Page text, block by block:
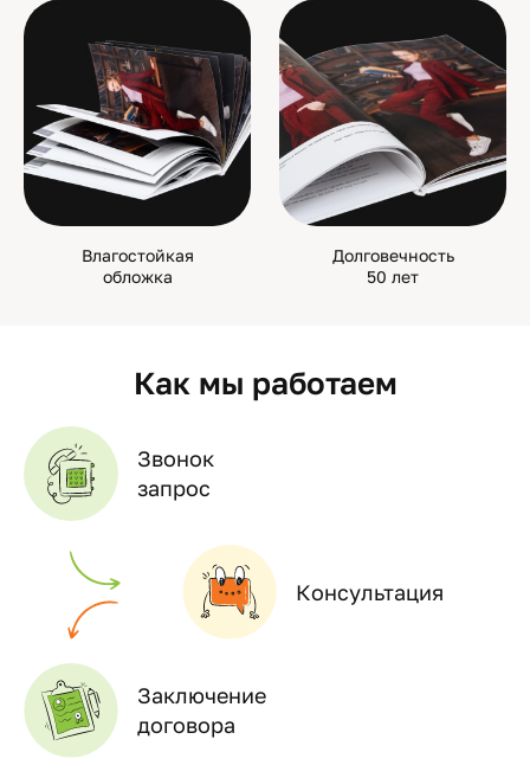
Влагостойкая
обложка
Долговечность
50 лет
Как мы работаем
Звонок
запрос
Консультация
Заключение
договора